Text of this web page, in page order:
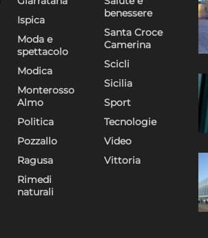
Ispica
Moda e
spettacolo
Modica
Monterosso
Almo
Politica
Pozzallo
Ragusa
Rimedi
naturali
benessere
Santa Croce
Camerina
Scicli
Sicilia
Sport
Tecnologie
Video
Vittoria